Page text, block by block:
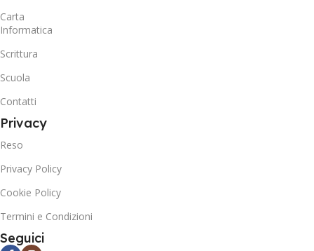
Carta
Informatica
Scrittura
Scuola
Contatti
Privacy
Reso
Privacy Policy
Cookie Policy
Termini e Condizioni
Seguici